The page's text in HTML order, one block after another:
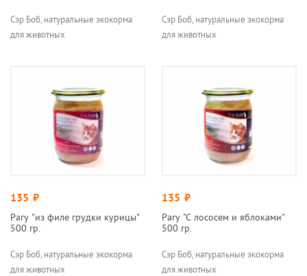
Сэр Боб, натуральные экокорма
для животных
Сэр Боб, натуральные экокорма
для животных
135 руб.
Рагу "из филе грудки курицы"
500 гр.
Сэр Боб, натуральные экокорма
для животных
135 руб.
Рагу "С лососем и яблоками"
500 гр.
Сэр Боб, натуральные экокорма
для животных